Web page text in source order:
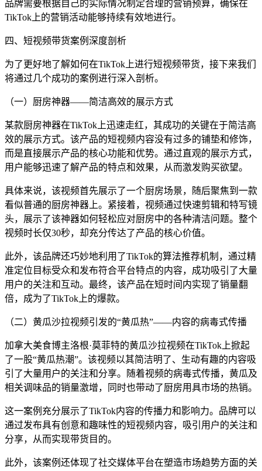
品牌需要根据自己的实际情况制定合理的营销预算，确保在
TikTok上的营销活动能够持续有效地进行。
四、短视频带货案例深度剖析
为了更好地了解如何在TikTok上进行短视频带货，接下来我们
将通过几个成功的案例进行深入剖析。
（一）厨房神器——简洁高效的展示方式
某款厨房神器在TikTok上迅速走红，其成功的关键在于简洁高
效的展示方式。该产品的短视频内容没有过多的铺垫和修饰，
而是直接展示产品的核心功能和优势。通过直观的展示方式，
用户能够迅速了解产品的特点和效果，从而激发购买欲望。
具体来说，该视频首先展示了一个厨房场景，随后聚焦到一款
看似普通的厨房神器上。紧接着，视频通过快速剪辑和特写镜
头，展示了该神器如何轻松应对厨房中的各种清洁问题。整个
视频时长仅30秒，却充分传达了产品的核心价值。
此外，该品牌还巧妙地利用了TikTok的算法推荐机制，通过精
准定位目标受众和发布符合平台特点的内容，成功吸引了大量
用户的关注和互动。最终，该产品在短时间内实现了销量翻
倍，成为了TikTok上的爆款。
（二）黄瓜沙拉视频引发的“黄瓜热”——内容的病毒式传播
加拿大美食博主洛根·莫菲特的黄瓜沙拉视频在TikTok上掀起
了一股“黄瓜热潮”。该视频以其简洁明了、生动有趣的内容吸
引了大量用户的关注和分享。随着视频的病毒式传播，黄瓜及
相关调味品的销量激增，同时也带动了厨房用具市场的热销。
这一案例充分展示了TikTok内容的传播力和影响力。品牌可以
通过发布具有创意和趣味性的短视频内容，吸引用户的关注和
分享，从而实现带货目的。
此外，该案例还体现了社交媒体平台在塑造市场趋势方面的关